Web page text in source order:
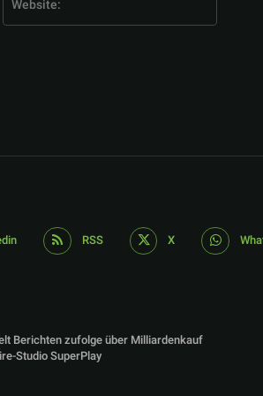
RSS X
Berichten zufolge über Milliardenkauf
Studio SuperPlay